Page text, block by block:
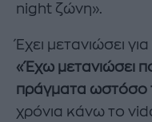
night ζώνη».
Έχει μετανιώσει
«Έχω μετανιώσει
πράγματα ωστόσο
χρόνια κάνω το